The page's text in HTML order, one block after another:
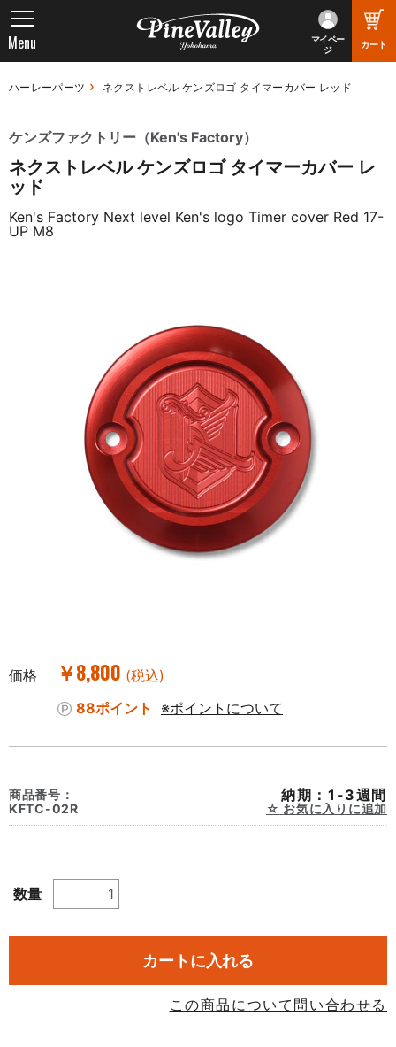
マイペー
ジ
カート
Menu
ハーレーパーツ ネクストレベル ケンズロゴ タイマーカバー レッド
ケンズファクトリー（Ken's Factory）
ネクストレベル ケンズロゴ タイマーカバー レ
ッド
Ken's Factory Next level Ken's logo Timer cover Red 17-
UP M8
価格 ￥8,800 (税込)
88ポイント
※ポイントについて
商品番号：
KFTC-02R
納期：1-3週間
お気に入りに追加
数量
カートに入れる
この商品について問い合わせる